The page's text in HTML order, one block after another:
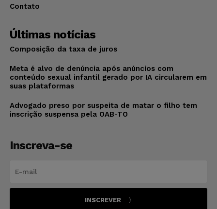
Contato
Últimas notícias
Composição da taxa de juros
Meta é alvo de denúncia após anúncios com
conteúdo sexual infantil gerado por IA circularem em
suas plataformas
Advogado preso por suspeita de matar o filho tem
inscrição suspensa pela OAB-TO
Inscreva-se
INSCREVER